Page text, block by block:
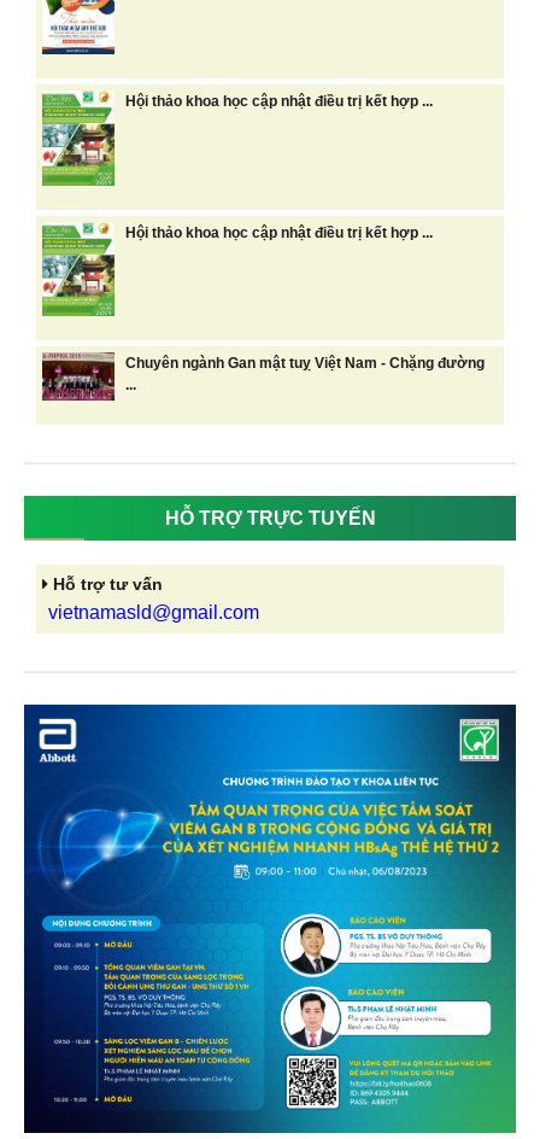
Hội thảo khoa học cập nhật điều trị kết hợp ...
Hội thảo khoa học cập nhật điều trị kết hợp ...
Chuyên ngành Gan mật tuỵ Việt Nam - Chặng đường
...
HỖ TRỢ TRỰC TUYẾN
Hỗ trợ tư vấn
vietnamasld@gmail.com